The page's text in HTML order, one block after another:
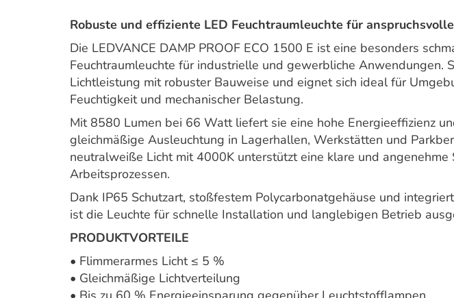
Robuste und effiziente LED Feuchtraumleuchte für
Die LEDVANCE DAMP PROOF ECO 1500 E ist eine besonders
Feuchtraumleuchte für industrielle und gewerbliche Anwendungen.
Lichtleistung mit robuster Bauweise und eignet sich ideal für
Feuchtigkeit und mechanischer Belastung.
Mit 8580 Lumen bei 66 Watt liefert sie eine hohe Energieeffizienz
gleichmäßige Ausleuchtung in Lagerhallen, Werkstätten und
neutralweiße Licht mit 4000K unterstützt eine klare und angenehme
Arbeitsprozessen.
Dank IP65 Schutzart, stoßfestem Polycarbonatgehäuse und
ist die Leuchte für schnelle Installation und langlebigen Betrieb
PRODUKTVORTEILE
• Flimmerarmes Licht ≤ 5 %
• Gleichmäßige Lichtverteilung